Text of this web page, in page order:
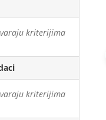
kriterijima
kriterijima